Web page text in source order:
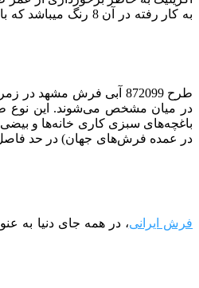
به کار رفته در آن 8 رنگ می­باشد که با ظرافت و زیبایی خاصی با هم ترکیب شده­ اند. برای کسب اطلاعات بیشتر در مورد انواع فرش های ماشینی میتوانید به مقاله
طرح 872099 آبی فرش
در میان مشخص می‌شوند. این نوع
باغچه‌های سبزی کاری خانه‌ها و
در عمده فرش‌های جهان) در حد فاصل
فرش ایرانی، در همه جای دنیا به